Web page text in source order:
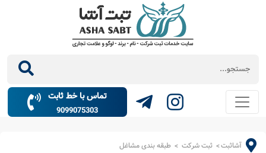
تماس با خط ثابت
9099075303
آشاثبت> ثبت شرکت > طبقه بندی مشاغل